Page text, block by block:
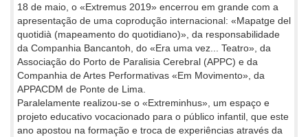
18 de maio, o «Extremus 2019» encerrou em grande com a
apresentação de uma coprodução internacional: «Mapatge del
quotidià (mapeamento do quotidiano)», da responsabilidade
da Companhia Bancantoh, do «Era uma vez... Teatro», da
Associação do Porto de Paralisia Cerebral (APPC) e da
Companhia de Artes Performativas «Em Movimento», da
APPACDM de Ponte de Lima.
Paralelamente realizou-se o «Extreminhus», um espaço e
projeto educativo vocacionado para o público infantil, que este
ano apostou na formação e troca de experiências através da